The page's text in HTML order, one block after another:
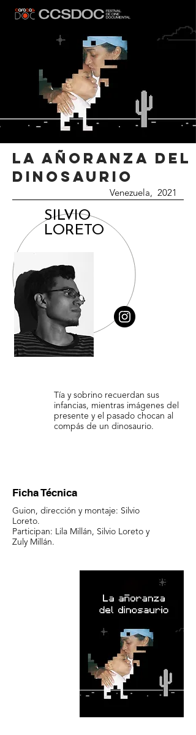
LA AÑORANZA DEL
DINOSAURIO
Venezuela, 2021
SINOPSIS
SILVIO
LORETO
Tía y sobrino recuerdan sus
infancias, mientras imágenes del
presente y el pasado chocan al
compás de un dinosaurio.
Ficha Técnica
Guion, dirección y montaje: Silvio
Loreto.
Participan: Lila Millán, Silvio Loreto y
Zuly Millán.